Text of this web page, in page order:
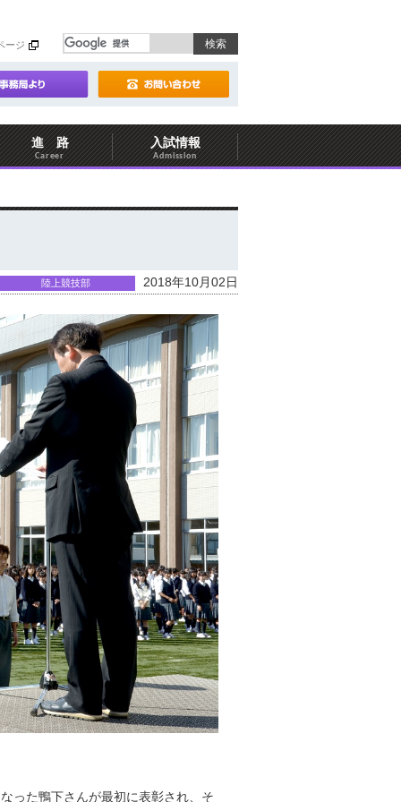
ージ
進 路
Career
入試情報
Admission
陸上競技部 2018年10月02日
った鴨下さんが最初に表彰され、そ